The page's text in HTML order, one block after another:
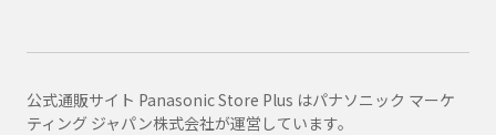
公式通販サイト Panasonic Store Plus はパナソニック マーケ
ティング ジャパン株式会社が運営しています。